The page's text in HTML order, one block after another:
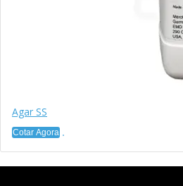
Agar SS
Cotar Agora